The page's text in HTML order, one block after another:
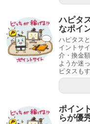
ハピタ
なポイ
ハピタス
イントサ
介・換金
ようか迷
ピタスも
ポイン
らが優